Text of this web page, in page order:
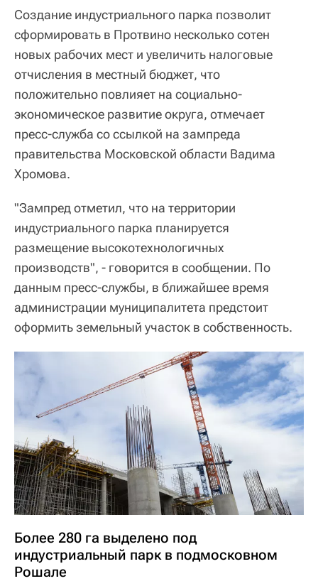
Создание индустриального парка позволит
сформировать в Протвино несколько сотен
новых рабочих мест и увеличить налоговые
отчисления в местный бюджет, что
положительно повлияет на социально-
экономическое развитие округа, отмечает
пресс-служба со ссылкой на зампреда
правительства Московской области Вадима
Хромова.
"Зампред отметил, что на территории
индустриального парка планируется
размещение высокотехнологичных
производств", - говорится в сообщении. По
данным пресс-службы, в ближайшее время
администрации муниципалитета предстоит
оформить земельный участок в собственность.
Более 280 га выделено под
индустриальный парк в подмосковном
Рошале